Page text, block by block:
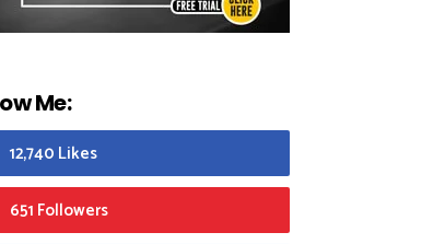
Me:
12,740 Likes
651 Followers